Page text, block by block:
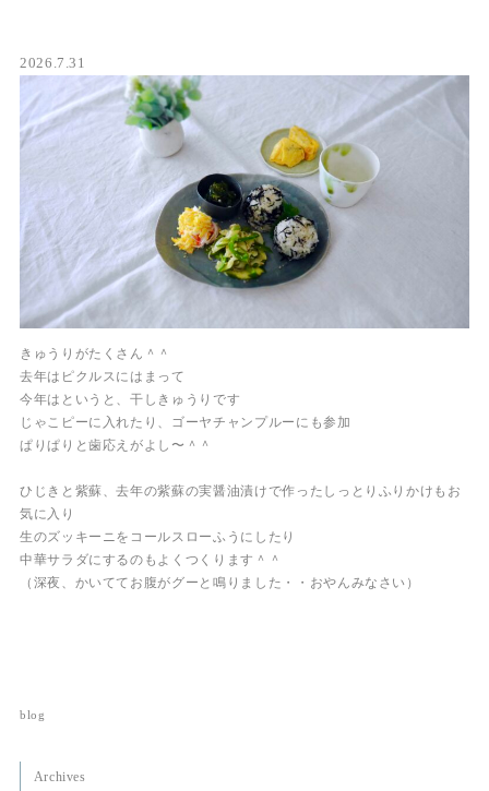
2026.7.31
きゅうりがたくさん＾＾
去年はピクルスにはまって
今年はというと、干しきゅうりです
じゃこピーに入れたり、ゴーヤチャンプルーにも参加
ぱりぱりと歯応えがよし〜＾＾
ひじきと紫蘇、去年の紫蘇の実醤油漬けで作ったしっとりふりかけもお
気に入り
生のズッキーニをコールスローふうにしたり
中華サラダにするのもよくつくります＾＾
（深夜、かいててお腹がグーと鳴りました・・おやんみなさい）
blog
Archives